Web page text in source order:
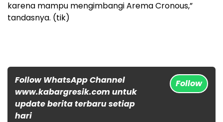
karena mampu mengimbangi Arema Cronous,”
tandasnya. (tik)
Follow WhatsApp Channel
www.kabargresik.com untuk
update berita terbaru setiap
hari
Follow